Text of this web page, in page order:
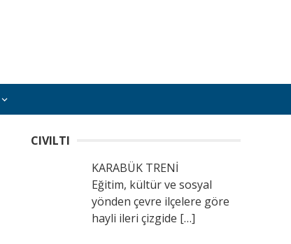
CIVILTI
KARABÜK TRENİ
Eğitim, kültür ve sosyal
yönden çevre ilçelere göre
hayli ileri çizgide […]